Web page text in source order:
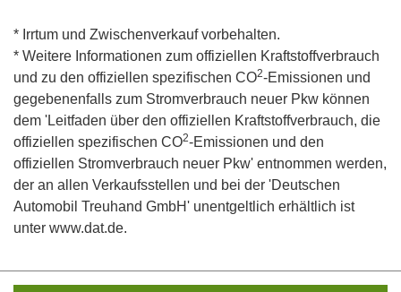
* Irrtum und Zwischenverkauf vorbehalten.
* Weitere Informationen zum offiziellen Kraftstoffverbrauch
und zu den offiziellen spezifischen CO2-Emissionen und
gegebenenfalls zum Stromverbrauch neuer Pkw können
dem 'Leitfaden über den offiziellen Kraftstoffverbrauch, die
offiziellen spezifischen CO2-Emissionen und den
offiziellen Stromverbrauch neuer Pkw' entnommen werden,
der an allen Verkaufsstellen und bei der 'Deutschen
Automobil Treuhand GmbH' unentgeltlich erhältlich ist
unter www.dat.de.